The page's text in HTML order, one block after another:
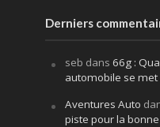
Derniers
seb dans 66g :
automobile se met
Aventures Auto
piste pour la bonne